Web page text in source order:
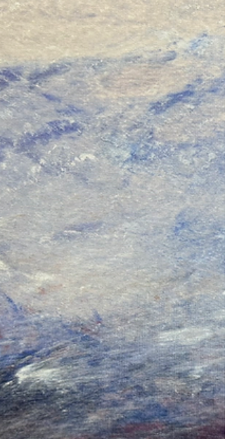
tweeluik DS23010 in de etalage van Bart Hauben
Hairstudio tijdens TEFAF Maastricht. In deze serie
onderzoek ik wat het betekent om werkelijk te
kijken, te luisteren en elkaar te ontmoeten, voorbij
geluid, voorbij oordeel, in kleur. Ontdek jez